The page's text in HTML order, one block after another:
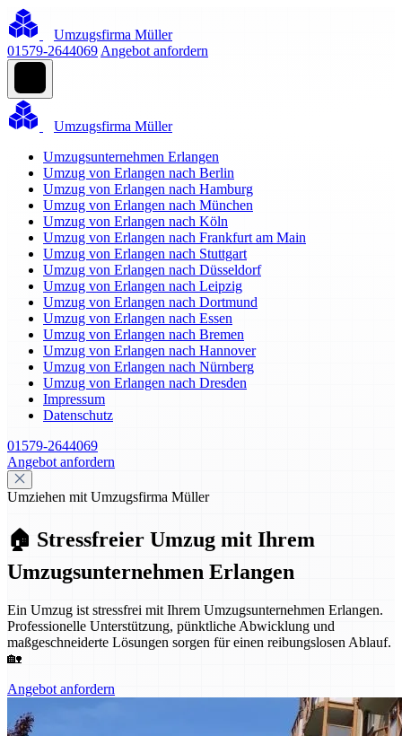
Umzugsfirma Müller
01579-2644069 Angebot anfordern
Umzugsfirma Müller
Umzugsunternehmen Erlangen
Umzug von Erlangen nach Berlin
Umzug von Erlangen nach Hamburg
Umzug von Erlangen nach München
Umzug von Erlangen nach Köln
Umzug von Erlangen nach Frankfurt am Main
Umzug von Erlangen nach Stuttgart
Umzug von Erlangen nach Düsseldorf
Umzug von Erlangen nach Leipzig
Umzug von Erlangen nach Dortmund
Umzug von Erlangen nach Essen
Umzug von Erlangen nach Bremen
Umzug von Erlangen nach Hannover
Umzug von Erlangen nach Nürnberg
Umzug von Erlangen nach Dresden
Impressum
Datenschutz
01579-2644069
Angebot anfordern
Umziehen mit Umzugsfirma Müller
🏠 Stressfreier Umzug mit Ihrem
Umzugsunternehmen Erlangen
Ein Umzug ist stressfrei mit Ihrem Umzugsunternehmen Erlangen.
Professionelle Unterstützung, pünktliche Abwicklung und
maßgeschneiderte Lösungen sorgen für einen reibungslosen Ablauf.
🏡
Angebot anfordern